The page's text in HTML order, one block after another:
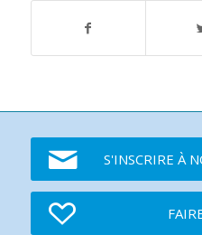
S'INSCRIRE À